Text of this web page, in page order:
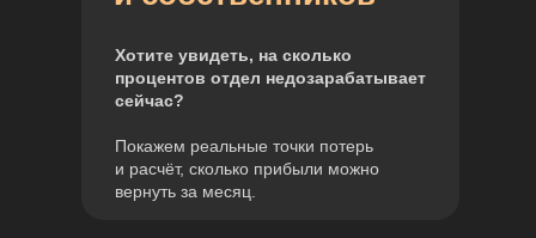
Хотите увидеть, на сколько
процентов отдел недозарабатывает
сейчас?
Покажем реальные точки потерь
и расчёт, сколько прибыли можно
вернуть за месяц.